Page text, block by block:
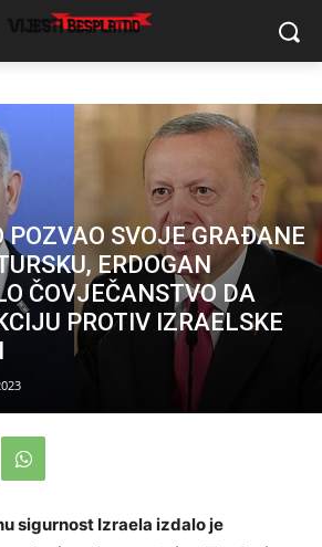
POZVAO SVOJE GRAĐANE
ERDOGAN
ČOVJEČANSTVO DA
PROTIV IZRAELSKE
sigurnost Izraela izdalo je